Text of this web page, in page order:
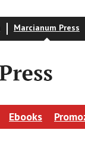
Marcianum Press
Ebooks